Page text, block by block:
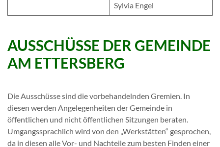
Sylvia Engel
AUSSCHÜSSE DER GEMEINDE
AM ETTERSBERG
Die Ausschüsse sind die vorbehandelnden Gremien. In
diesen werden Angelegenheiten der Gemeinde in
öffentlichen und nicht öffentlichen Sitzungen beraten.
Umgangssprachlich wird von den „Werkstätten“ gesprochen,
da in diesen alle Vor- und Nachteile zum besten Finden einer